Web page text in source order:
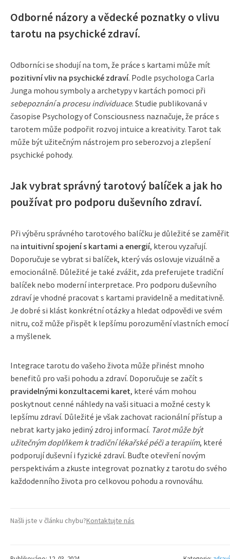
Odborné názory a vědecké poznatky o vlivu
tarotu na psychické zdraví.
Odborníci se shodují na tom, že práce s kartami může mít
pozitivní vliv na psychické zdraví. Podle psychologa Carla
Junga mohou symboly a archetypy v kartách pomoci při
sebepoznánía procesu individuace. Studie publikovaná v
časopise Psychology of Consciousness naznačuje, že práce s
tarotem může podpořit rozvoj intuice a kreativity. Tarot tak
může být užitečným nástrojem pro seberozvoj a zlepšení
psychické pohody.
Jak vybrat správný tarotový balíček a jak ho
používat pro podporu duševního zdraví.
Při výběru správného tarotového balíčku je důležité se zaměřit
na intuitivní spojení s kartami a energií, kterou vyzařují.
Doporučuje se vybrat si balíček, který vás oslovuje vizuálně a
emocionálně. Důležité je také zvážit, zda preferujete tradiční
balíček nebo moderní interpretace. Pro podporu duševního
zdraví je vhodné pracovat s kartami pravidelně a meditativně.
Je dobré si klást konkrétní otázky a hledat odpovědi ve svém
nitru, což může přispět k lepšímu porozumění vlastních emocí
a myšlenek.
Integrace tarotu do vašeho života může přinést mnoho
benefitů pro vaši pohodu a zdraví. Doporučuje se začít s
pravidelnými konzultacemi karet, které vám mohou
poskytnout cenné náhledy na vaši situaci a možné cesty k
lepšímu zdraví. Důležité je však zachovat racionální přístup a
nebrat karty jako jediný zdroj informací. Tarot může být
užitečným doplňkem k tradiční lékařské péči a terapiím, které
podporují duševní i fyzické zdraví. Buďte otevření novým
perspektivám a zkuste integrovat poznatky z tarotu do svého
každodenního života pro celkovou pohodu a rovnováhu.
Našli jste v článku chybu?Kontaktujte nás